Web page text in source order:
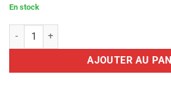
En stock
quantité de ABREUVOIR VOLAILLE ECO
AJOUTER AU